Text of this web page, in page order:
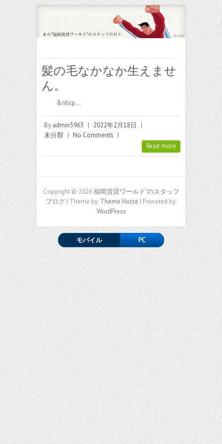
髪の毛なかなか生えませ
ん。
&nbsp…
By admin5963 | 2022年2月18日
|
未分類 | No Comments |
Read more
Copyright © 2026福岡賃貸ワールド"のスタッフ
ブログ | Theme by: Theme Horse | Powered by:
WordPress
モバイル PC